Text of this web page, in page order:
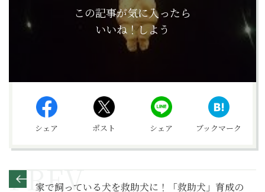
この記事が気に入ったら
いいね！しよう
シェア ポスト シェア ブックマーク
家で飼っている犬を救助犬に！「救助犬」育成の